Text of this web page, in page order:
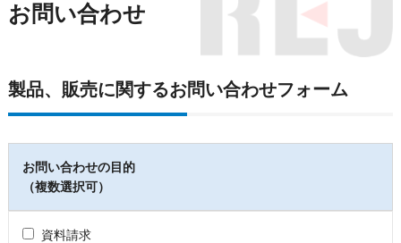
お問い合わせ
製品、販売に関するお問い合わせフォーム
お問い合わせの目的
（複数選択可）
資料請求